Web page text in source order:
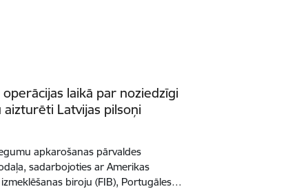
laikā par noziedzīgi
Latvijas pilsoņi
apkarošanas pārvaldes
sadarbojoties ar Amerikas
biroju (FIB), Portugāles…